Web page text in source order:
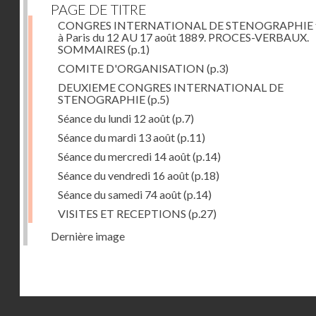
PAGE DE TITRE
CONGRES INTERNATIONAL DE STENOGRAPHIE
à Paris du 12 AU 17 août 1889. PROCES-VERBAUX.
SOMMAIRES (p.1)
COMITE D'ORGANISATION (p.3)
DEUXIEME CONGRES INTERNATIONAL DE
STENOGRAPHIE(p.5)
Séance du lundi 12 août(p.7)
Séance du mardi 13 août(p.11)
Séance du mercredi 14 août(p.14)
Séance du vendredi 16 août(p.18)
Séance du samedi 74 août(p.14)
VISITES ET RECEPTIONS (p.27)
Dernière image